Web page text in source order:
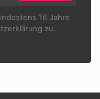
16 Jahre
zu.